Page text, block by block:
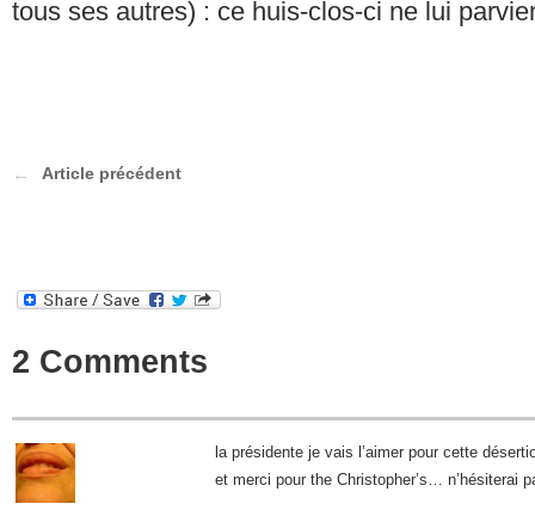
tous ses autres) : ce huis-clos-ci ne lui
Article précédent
2 Comments
la présidente je vais l’aimer pour cette
et merci pour the Christopher’s… n’hésiterai